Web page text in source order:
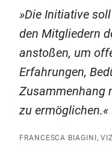
Die Initiative
den Mitgliedern
anstoßen, um
Erfahrungen,
Zusammenhang
zu ermöglichen.
FRANCESCA BIAGINI,